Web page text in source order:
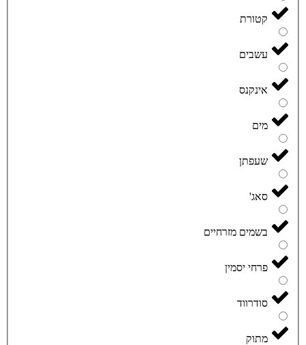
קטורת
עשבים
אינקנס
מים
שעפתן
סאג'
בשמים מזרחיים
פרחי יסמין
סודרווד
מתוק